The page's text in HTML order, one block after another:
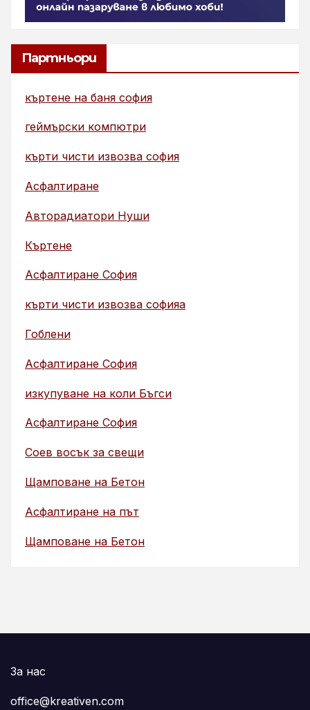
Партньори
къртене на баня софия
геймърски компютри
кърти чисти извозва софия
Асфалтиране
Авторадиатори Нуши
Къртене
Асфалтиране София
кърти чисти извозва софияа
Гоблени
Асфалтиране София
изкупуване на коли Бъгси
Асфалтиране София
Соев восък за свещи
Щамповане на Бетон
Асфалтиране на път
Щамповане на Бетон
За нас
office@kreativen.com